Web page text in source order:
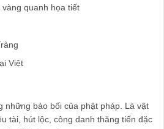
quanh họa tiết
Việt
những bảo bối của phật pháp. Là vật
tài, hút lộc, công danh thăng tiến đặc